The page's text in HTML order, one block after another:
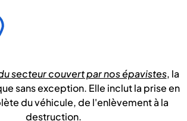
secteur couvert par nos épavistes, la
sans exception. Elle inclut la prise en
du véhicule, de l'enlèvement à la
destruction.